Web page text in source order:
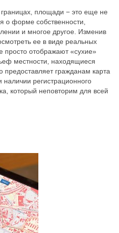
площади − это еще не
о форме собственности,
и многое другое. Изменив
ее в виде реальных
просто отображают «сухие»
местности, находящиеся
предоставляет гражданам карта
наличии регистрационного
который неповторим для всей